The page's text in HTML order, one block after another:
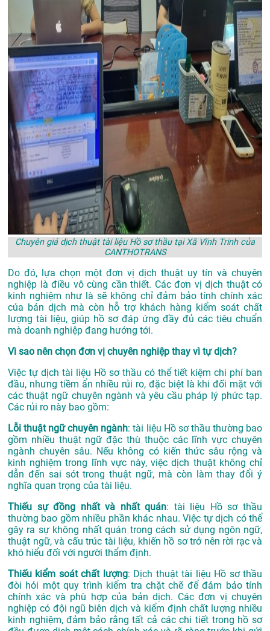
Chuyên giá dịch thuật tài liệu Hồ sơ thầu tại Xã Vĩnh Trinh của
CANTHOTRANS
Do đó, lựa chọn một đơn vị dịch thuật uy tín và chuyên
nghiệp là điều vô cùng cần thiết. Các đơn vị dịch thuật có
kinh nghiệm như là sẽ không chỉ đảm bảo tính chính xác
của bản dịch mà còn hỗ trợ khách hàng kiểm soát chất
lượng tài liệu, giúp hồ sơ đáp ứng đầy đủ các tiêu chuẩn
mà doanh nghiệp đang hướng tới.
Vì sao nên chọn đơn vị chuyên nghiệp thay vì tự dịch?
Việc tự dịch tài liệu Hồ sơ thầu có thể tiết kiệm chi phí ban
đầu, nhưng tiềm ẩn nhiều rủi ro, đặc biệt là khi đối mặt với
các thuật ngữ chuyên ngành và yêu cầu pháp lý phức tạp.
Các rủi ro này bao gồm:
Lỗi thuật ngữ chuyên ngành: tài liệu Hồ sơ thầu thường bao
gồm nhiều thuật ngữ đặc thù thuộc các lĩnh vực chuyên
ngành chuyên sâu. Nếu không có kiến thức sâu rộng và
kinh nghiệm trong lĩnh vực này, việc dịch thuật không chỉ
dẫn đến sai sót trong thuật ngữ, mà còn làm thay đổi ý
nghĩa quan trọng của tài liệu.
Thiếu sự đồng nhất và nhất quán: tài liệu Hồ sơ thầu
thường bao gồm nhiều phần khác nhau. Việc tự dịch có thể
gây ra sự không nhất quán trong cách sử dụng ngôn ngữ,
thuật ngữ, và cấu trúc tài liệu, khiến hồ sơ trở nên rời rạc và
khó hiểu đối với người thẩm định.
Thiếu kiểm soát chất lượng: Dịch thuật tài liệu Hồ sơ thầu
đòi hỏi một quy trình kiểm tra chặt chẽ để đảm bảo tính
chính xác và phù hợp của bản dịch. Các đơn vị chuyên
nghiệp có đội ngũ biên dịch và kiểm định chất lượng nhiều
kinh nghiệm, đảm bảo rằng tất cả các chi tiết trong hồ sơ